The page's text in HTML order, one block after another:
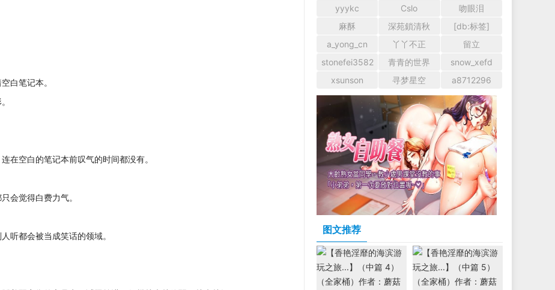
白笔记本。
在空白的笔记本前叹气的时间都没有。
会觉得白费力气。
听都会被当成笑话的领域。
yyykc Cslo
吻眼泪
麻酥
深苑鎖清秋
[db:标签]
a_yong_cn
丫丫不正
留立
stonefei3582
青青的世界
snow_xefd
xsunson
寻梦星空 a8712296
图文推荐